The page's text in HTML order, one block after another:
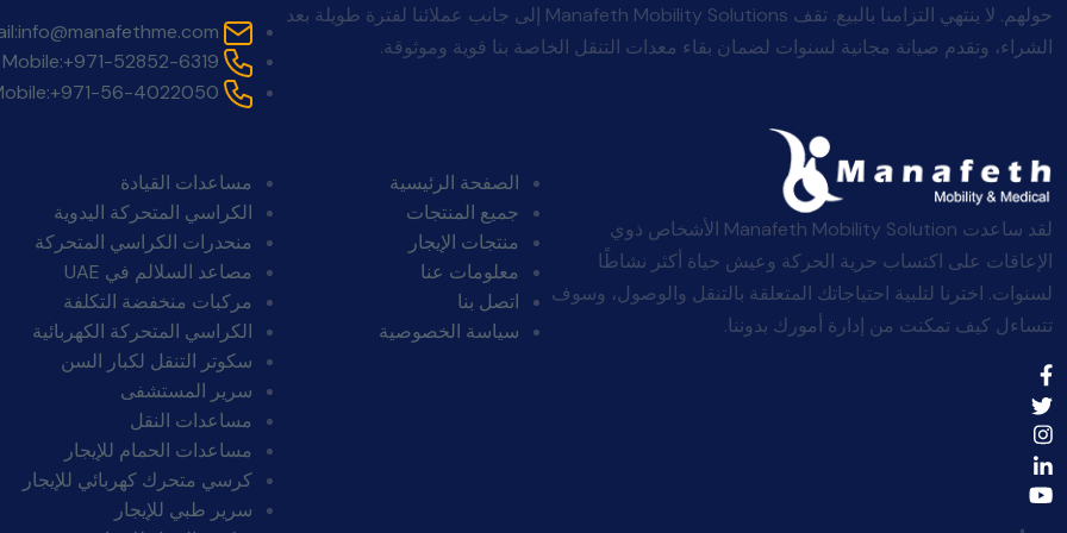
حولهم. لا ينتهي التزامنا بالبيع. تقف Manafeth Mobility Solutions إلى جانب عملائنا لفترة طويلة بعد
الشراء، وتقدم صيانة مجانية لسنوات لضمان بقاء معدات التنقل الخاصة بنا قوية وموثوقة.
info@manafethme.com
Mobile:+971-52852-6319
+971-56-4022050
لقد ساعدت Manafeth Mobility Solution الأشخاص ذوي
الإعاقات على اكتساب حرية الحركة وعيش حياة أكثر نشاطًا
لسنوات. اخترنا لتلبية احتياجاتك المتعلقة بالتنقل والوصول، وسوف
تتساءل كيف تمكنت من إدارة أمورك بدوننا.
الصفحة الرئيسية
جميع المنتجات
منتجات الإيجار
معلومات عنا
اتصل بنا
سياسة الخصوصية
مساعدات القيادة
الكراسي المتحركة اليدوية
منحدرات الكراسي المتحركة
مصاعد السلالم في UAE
مركبات منخفضة التكلفة
الكراسي المتحركة الكهربائية
سكوتر التنقل لكبار السن
سرير المستشفى
مساعدات النقل
مساعدات الحمام للإيجار
كرسي متحرك كهربائي للإيجار
سرير طبي للإيجار